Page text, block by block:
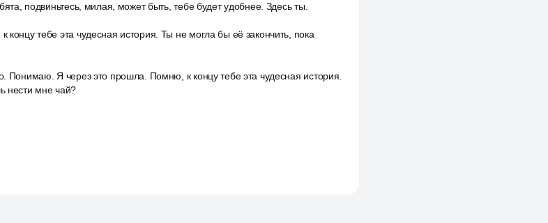
подвиньтесь, милая, может быть, тебе будет удобнее. Здесь ты.
тебе эта чудесная история. Ты не могла бы её закончить, пока
Понимаю. Я через это прошла. Помню, к концу тебе эта чудесная история.
нести мне чай?